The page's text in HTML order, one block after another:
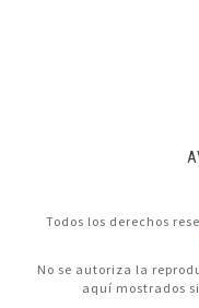
Todos los derechos
No se autoriza la
aquí mostrados